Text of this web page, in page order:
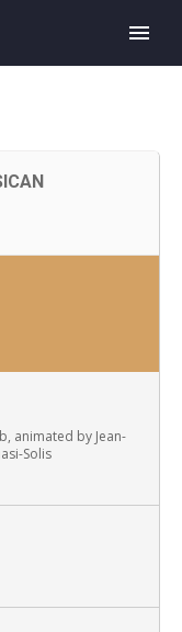
animated by Jean-
Solis